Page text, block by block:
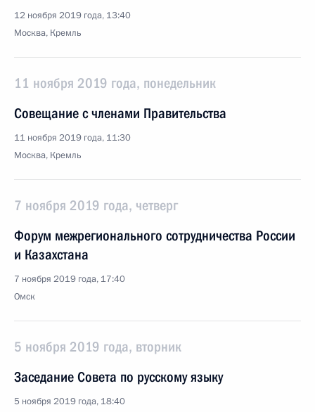
12 ноября 2019 года, 13:40
Москва, Кремль
11 ноября 2019 года, понедельник
Совещание с членами Правительства
11 ноября 2019 года, 11:30
Москва, Кремль
7 ноября 2019 года, четверг
Форум межрегионального сотрудничества России
и Казахстана
7 ноября 2019 года, 17:40
Омск
5 ноября 2019 года, вторник
Заседание Совета по русскому языку
5 ноября 2019 года, 18:40